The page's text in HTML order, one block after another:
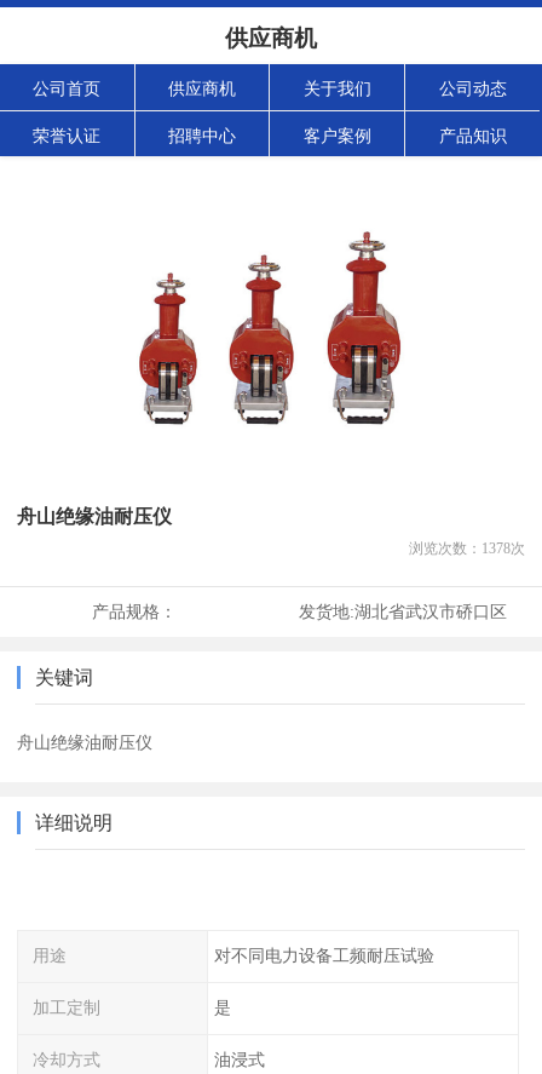
供应商机
公司首页 供应商机 关于我们 公司动态
荣誉认证 招聘中心 客户案例 产品知识
舟山绝缘油耐压仪
浏览次数： 1378次
产品规格： 发货地:湖北省武汉市硚口区
关键词
舟山绝缘油耐压仪
详细说明
用途 对不同电力设备工频耐压试验
加工定制 是
冷却方式 油浸式